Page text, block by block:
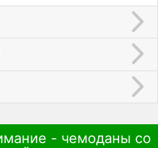
- чемоданы со